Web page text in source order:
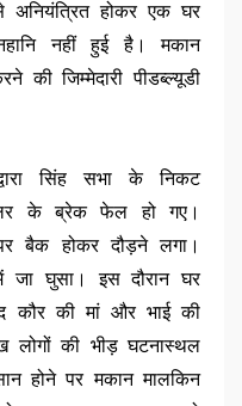
अनियंत्रित होकर एक घर
नहीं हुई है। मकान
की जिम्मेदारी पीडब्ल्यूडी
सिंह सभा के निकट
के ब्रेक फेल हो गए।
बैक होकर दौड़ने लगा।
जा घुसा। इस दौरान घर
कौर की मां और भाई की
लोगों की भीड़ घटनास्थल
होने पर मकान मालकिन